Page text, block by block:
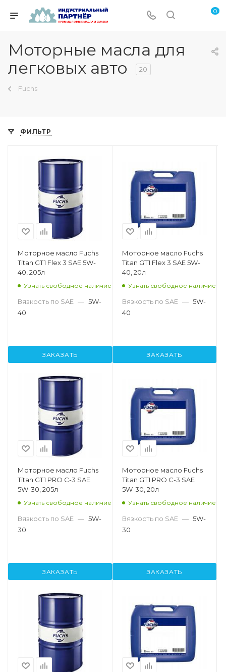
0
Моторные масла для
легковых авто
20
Fuchs
ФИЛЬТР
Моторное масло Fuchs
Titan GT1 Flex 3 SAE 5W-
40, 205л
Узнать свободное наличие
Вязкость по SAE — 5W-
40
ЗАКАЗАТЬ
Моторное масло Fuchs
Titan GT1 Flex 3 SAE 5W-
40, 20л
Узнать свободное наличие
Вязкость по SAE — 5W-
40
ЗАКАЗАТЬ
Моторное масло Fuchs
Titan GT1 PRO C-3 SAE
5W-30, 205л
Узнать свободное наличие
Вязкость по SAE — 5W-
30
ЗАКАЗАТЬ
Моторное масло Fuchs
Titan GT1 PRO C-3 SAE
5W-30, 20л
Узнать свободное наличие
Вязкость по SAE — 5W-
30
ЗАКАЗАТЬ